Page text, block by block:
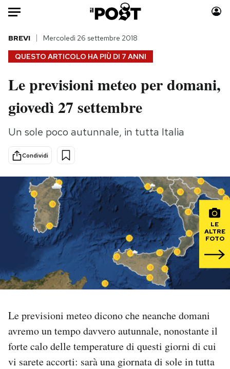
Auto
HOME
Italia
Mondo
Politica
Tecnologia
Internet
Scienza
Cultura
Economia
Sport
Moda
Consumismi
Storie/Idee
Europa
Altrecose
Mondiali calcio 2026
PODCAST
NEWSLETTER
I MIEI PREFERITI
SHOP
QUESTO ARTICOLO HA PIÙ DI 7 ANNI
BREVI Mercoledì 26 settembre 2018
Le previsioni meteo per domani,
giovedì 27 settembre
Un sole poco autunnale, in tutta Italia
Condividi
LE
ALTRE
FOTO
Le previsioni meteo dicono che neanche domani
avremo un tempo davvero autunnale, nonostante il
forte calo delle temperature di questi giorni di cui
vi sarete accorti: sarà una giornata di sole in tutta